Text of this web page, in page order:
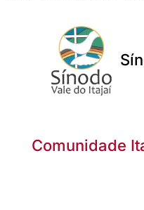
Comunidade